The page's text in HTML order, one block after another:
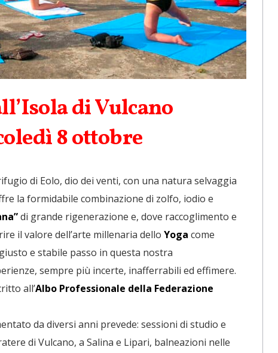
di Vulcano
8 ottobre
di Eolo, dio dei venti, con una natura selvaggia
la formidabile combinazione di zolfo, iodio e
di grande rigenerazione e, dove raccoglimento e
il valore dell’arte millenaria dello Yoga come
e stabile passo in questa nostra
sempre più incerte, inafferrabili ed effimere.
all’Albo Professionale della Federazione
da diversi anni prevede: sessioni di studio e
di Vulcano, a Salina e Lipari, balneazioni nelle